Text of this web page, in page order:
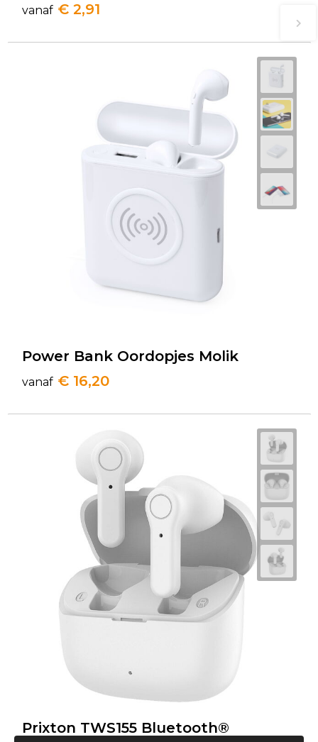
vanaf € 2,91
Power Bank Oordopjes Molik
vanaf € 16,20
Prixton TWS155 Bluetooth®